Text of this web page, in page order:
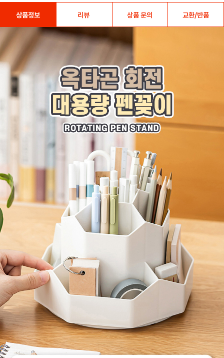
상품정보 리뷰 상품 문의 교환/반품